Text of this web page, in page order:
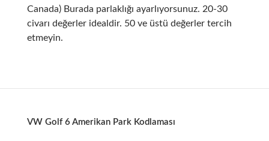
Canada) Burada parlaklığı ayarlıyorsunuz. 20-30
civarı değerler idealdir. 50 ve üstü değerler tercih
etmeyin.
VW Golf 6 Amerikan Park Kodlaması